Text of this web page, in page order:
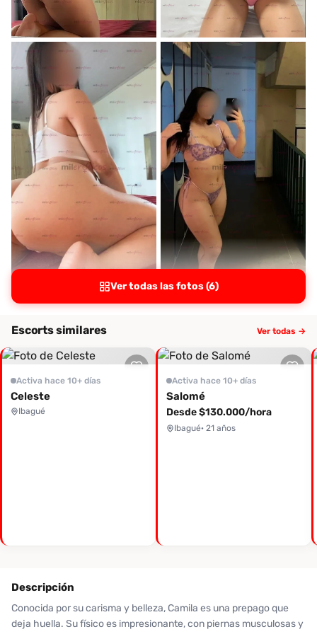
Ver todas las fotos (6)
Escorts similares Ver todas →
Activa hace 10+ días
Celeste
Ibagué
Activa hace 10+ días
Salomé
Desde $130.000/hora
Ibagué· 21 años
Descripción
Conocida por su carisma y belleza, Camila es una prepago que
deja huella. Su físico es impresionante, con piernas musculosas y